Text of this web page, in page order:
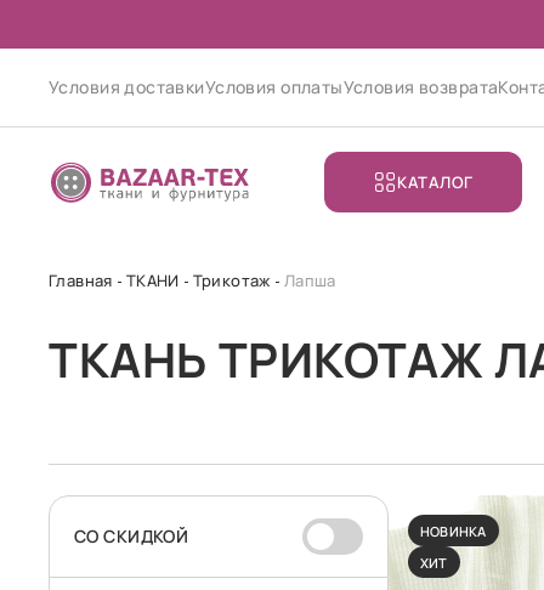
Условия доставкиУсловия оплатыУсловия возврата
КАТАЛОГ
Главная ТКАНИ Трикотаж Лапша
ТКАНЬ ТРИКОТАЖ
CО СКИДКОЙ
НОВИНКА
ХИТ